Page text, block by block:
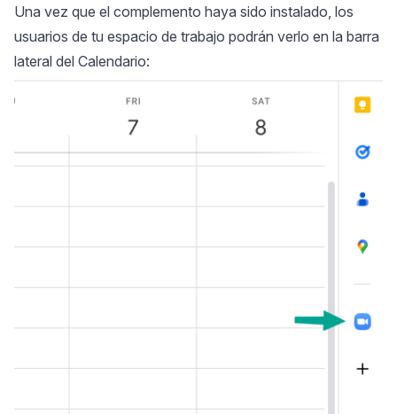
Una vez que el complemento haya sido instalado, los
usuarios de tu espacio de trabajo podrán verlo en la barra
lateral del Calendario: